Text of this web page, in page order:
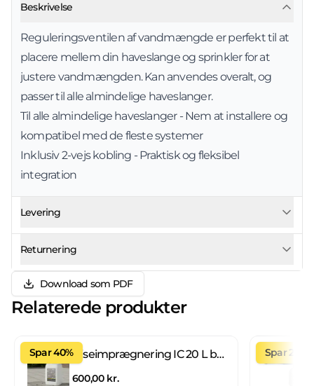
Beskrivelse
Reguleringsventilen af vandmængde er perfekt til at
placere mellem din haveslange og sprinkler for at
justere vandmængden. Kan anvendes overalt, og
passer til alle almindelige haveslanger.
Til alle almindelige haveslanger - Nem at installere og
kompatibel med de fleste systemer
Inklusiv 2-vejs kobling - Praktisk og fleksibel
integration
Levering
Returnering
Download som PDF
Relaterede produkter
Spar 40% Fliseimprægnering IC 20 L brugsklar
600,00 kr.
Spar 27%